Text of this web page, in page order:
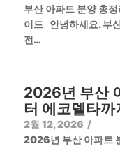
부산 아파트 분양 총
이드 안녕하세요. 부
전…
2026년 부산
터 에코델타
2월 12, 2026 /
2026년 부산 아파트